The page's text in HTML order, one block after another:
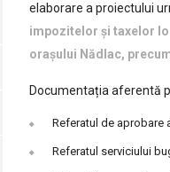
elaborare a proiectului
impozitelor şi taxelor
orașului Nădlac,
Documentația aferentă
Referatul de aprobare
Referatul serviciului